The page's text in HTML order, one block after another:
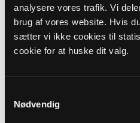
analysere vores trafik. Vi
brug af vores website. Hvis
sætter vi ikke cookies til
cookie for at huske dit valg.
Nødvendig
Eller til:
8983Gjerlev J